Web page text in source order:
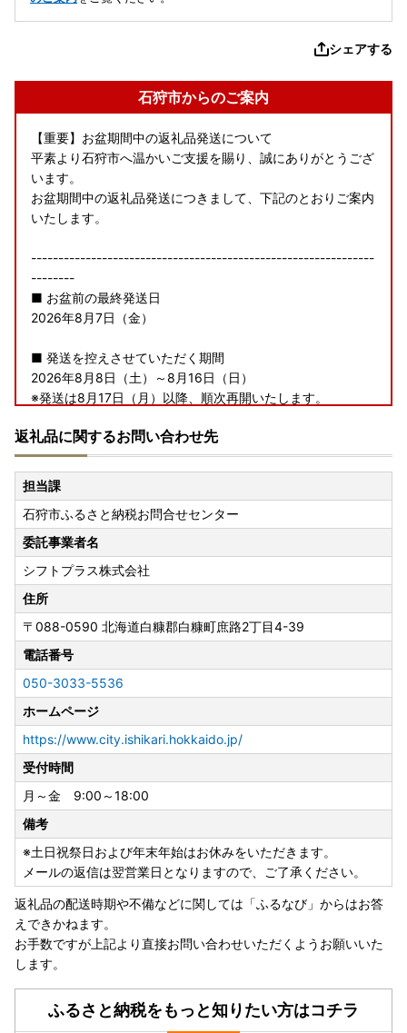
シェアする
石狩市からのご案内
【重要】お盆期間中の返礼品発送について
平素より石狩市へ温かいご支援を賜り、誠にありがとうござ
います。
お盆期間中の返礼品発送につきまして、下記のとおりご案内
いたします。
---------------------------------------------------------------
--------
■ お盆前の最終発送日
2026年8月7日（金）
■ 発送を控えさせていただく期間
2026年8月8日（土）～8月16日（日）
※発送は8月17日（月）以降、順次再開いたします。
--------
なお、寄附のお申し込みは、お盆期間中も通常どおり受け付
けております。
※青果物につきましては、収穫状況により、発送を控える期
間中でも発送させていただく場合がございます。
※ご不在等によりお受け取りが難しい場合は、お早めに石狩
市ふるさと納税お問合せセンターまでご連絡ください。
※原則、お盆期間中の発送は控えさせていただきますが、一
部の返礼品につきましては8月8日以降も発送する場合がご
ざいます。
※返礼品のお受取日のご指定は承ることができません。あら
かじめご了承ください。
返礼品に関するお問い合わせ先
担当課
石狩市ふるさと納税お問合せセンター
委託事業者名
シフトプラス株式会社
住所
〒088-0590 北海道白糠郡白糠町庶路2丁目4-39
電話番号
050-3033-5536
ホームページ
https://www.city.ishikari.hokkaido.jp/
受付時間
月～金 9:00～18:00
備考
※土日祝祭日および年末年始はお休みをいただきます。
メールの返信は翌営業日となりますので、ご了承ください。
返礼品の配送時期や不備などに関しては「ふるなび」からはお答
えできかねます。
お手数ですが上記より直接お問い合わせいただくようお願いいた
します。
ふるさと納税をもっと知りたい方はコチラ